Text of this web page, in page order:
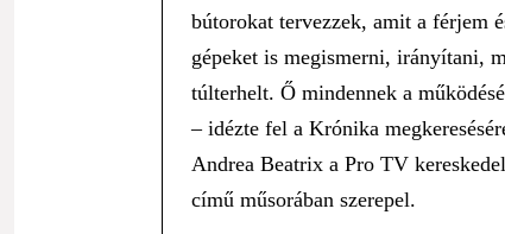
bútorokat tervezzek, amit a férjem
gépeket is megismerni, irányítani,
túlterhelt. Ő mindennek a
– idézte fel a Krónika
Andrea Beatrix a Pro TV
című műsorában szerepel.